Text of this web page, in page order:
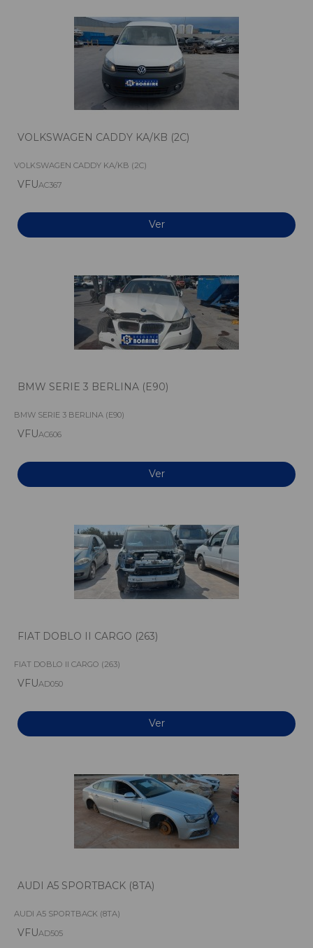
VOLKSWAGEN CADDY KA/KB (2C)
VOLKSWAGEN CADDY KA/KB (2C)
VFUAC367
Ver
BMW SERIE 3 BERLINA (E90)
BMW SERIE 3 BERLINA (E90)
VFUAC606
Ver
FIAT DOBLO II CARGO (263)
FIAT DOBLO II CARGO (263)
VFUAD050
Ver
AUDI A5 SPORTBACK (8TA)
AUDI A5 SPORTBACK (8TA)
VFUAD505